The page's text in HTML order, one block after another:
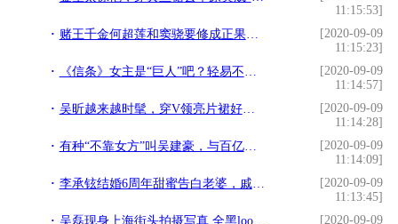
11:15:53]
赌王千金何超莲和窦骁要修成正果了？她可能是最“接地气”的大小姐了
[2020-09-09
11:15:23]
《信条》女主是“巨人”吧？轻易不要和她合照仿佛巨人误入小人国
[2020-09-09
11:14:57]
吴昕越来越时髦，穿V领亮片裙好惊艳，刘雯也种草她的同款中V衫
[2020-09-09
11:14:28]
有种“不靠女方”叫吴建豪，与百亿前妻离婚，健身逆袭不似42岁
[2020-09-09
11:14:09]
李承铉结婚6周年甜蜜告白老婆，戚薇趁机辟谣离婚：让你们失望了
[2020-09-09
11:13:45]
吴磊现身上海街头拍摄写真 全黑look被众人簇拥
[2020-09-09